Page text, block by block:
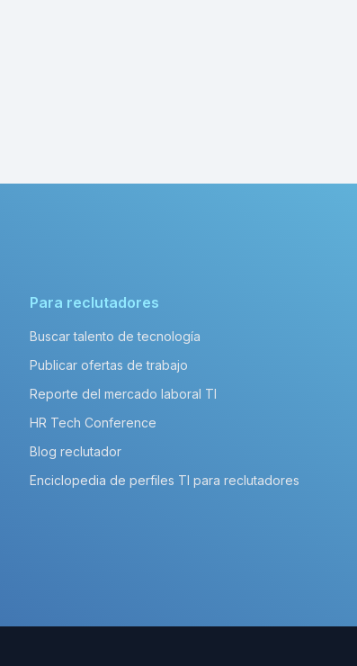
Para reclutadores
Buscar talento de tecnología
Publicar ofertas de trabajo
Reporte del mercado laboral TI
HR Tech Conference
Blog reclutador
Enciclopedia de perfiles TI para reclutadores